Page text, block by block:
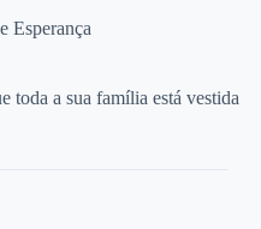
Esperança
toda a sua família está vestida